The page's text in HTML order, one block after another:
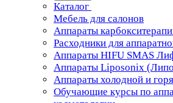
Каталог
Мебель для салонов
Аппараты
Расходники для
Аппараты HIFU SMAS
Аппараты Liposonix
Аппараты холодной и
Обучающие курсы по